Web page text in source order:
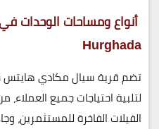
Hurghada
تضمقرية سيال مكادي هايتس
لتلبية احتياجات جميع العملاء،
الفيلات الفاخرة للمستثمرين،